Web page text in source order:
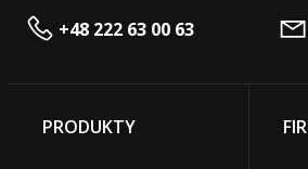
+48 222 63 00 63
PRODUKTY